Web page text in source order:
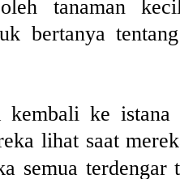
tanaman
bertanya
kembali ke istana
lihat saat
semua terdengar